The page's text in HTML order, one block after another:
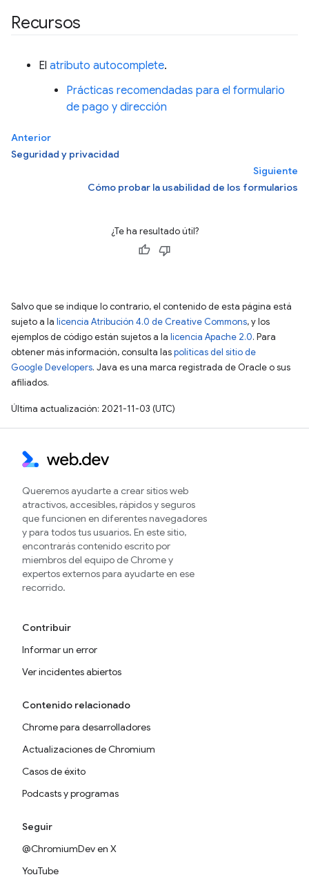
Recursos
El atributo autocomplete.
Prácticas recomendadas para el formulario
de pago y dirección
Anterior
Seguridad y privacidad
Siguiente
Cómo probar la usabilidad de los formularios
¿Te ha resultado útil?
Salvo que se indique lo contrario, el contenido de esta página está
sujeto a la licencia Atribución 4.0 de Creative Commons, y los
ejemplos de código están sujetos a la licencia Apache 2.0. Para
obtener más información, consulta laspolíticas del sitio de
Google Developers. Java es una marca registrada de Oracle o sus
afiliados.
Última actualización: 2021-11-03 (UTC)
Queremos ayudarte a crear sitios web
atractivos, accesibles, rápidos y seguros
que funcionen en diferentes navegadores
y para todos tus usuarios. En este sitio,
encontrarás contenido escrito por
miembros del equipo de Chrome y
expertos externos para ayudarte en ese
recorrido.
Contribuir
Informar un error
Ver incidentes abiertos
Contenido relacionado
Chrome para desarrolladores
Actualizaciones de Chromium
Casos de éxito
Podcasts y programas
Seguir
@ChromiumDev en X
YouTube